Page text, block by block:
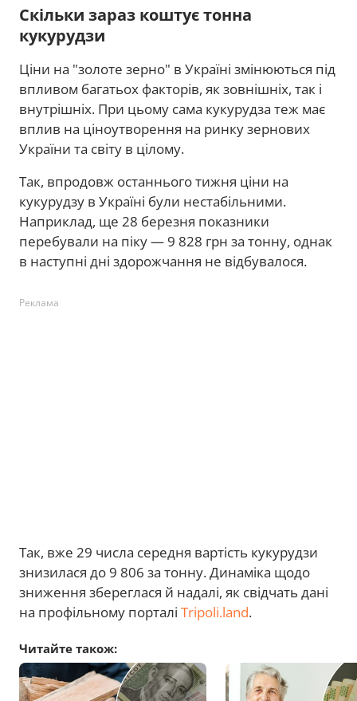
Скільки зараз коштує тонна
кукурудзи
Ціни на "золоте зерно" в Україні змінюються під
впливом багатьох факторів, як зовнішніх, так і
внутрішніх. При цьому сама кукурудза теж має
вплив на ціноутворення на ринку зернових
України та світу в цілому.
Так, впродовж останнього тижня ціни на
кукурудзу в Україні були нестабільними.
Наприклад, ще 28 березня показники
перебували на піку — 9 828 грн за тонну, однак
в наступні дні здорожчання не відбувалося.
Реклама
Так, вже 29 числа середня вартість кукурудзи
знизилася до 9 806 за тонну. Динаміка щодо
зниження збереглася й надалі, як свідчать дані
на профільному порталі Tripoli.land.
Читайте також: